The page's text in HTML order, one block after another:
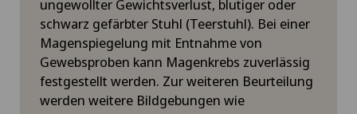
ungewollter Gewichtsverlust, blutiger oder
schwarz gefärbter Stuhl (Teerstuhl). Bei einer
Magenspiegelung mit Entnahme von
Gewebsproben kann Magenkrebs zuverlässig
festgestellt werden. Zur weiteren Beurteilung
werden weitere Bildgebungen wie